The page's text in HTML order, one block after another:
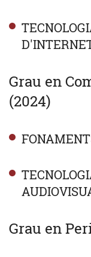
Grau en
(2024)
Grau en